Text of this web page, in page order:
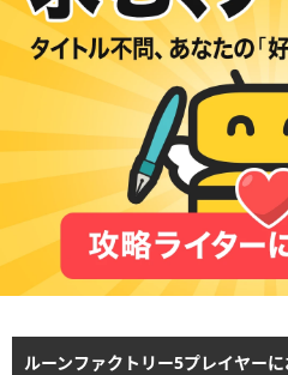
ルーンファクトリー5プレイヤーに